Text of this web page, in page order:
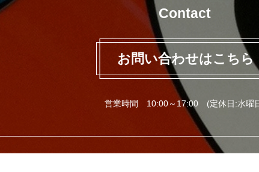
Contact
お問い合わせはこちら
営業時間 10:00～17:00 (定休日:水曜